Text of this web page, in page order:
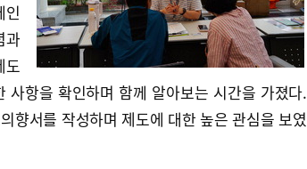
인
과
도
사항을 확인하며 함께 알아보는 시간을 가졌다.
향서를 작성하며 제도에 대한 높은 관심을 보였